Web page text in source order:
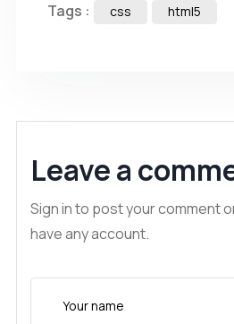
Tags : css html5
Leave a
Sign in to post your comment
have any account.